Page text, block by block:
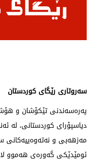
سەروتاری رێگای كوردستان
پەرەسەندنی تێکۆشان و
دیاسپۆرای کوردستانی، لە
مەزهەبی و نەتەوەییەکانی
ئومێدێکی گەورەی هەموو